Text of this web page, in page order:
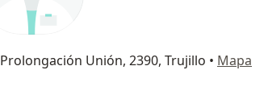
Prolongación Unión, 2390, Trujillo • Mapa